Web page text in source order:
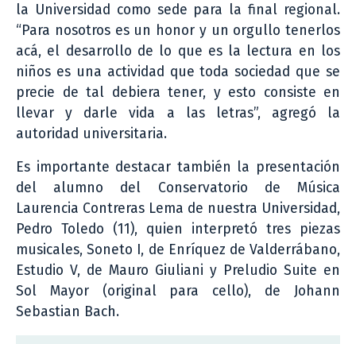
la Universidad como sede para la final regional.
“Para nosotros es un honor y un orgullo tenerlos
acá, el desarrollo de lo que es la lectura en los
niños es una actividad que toda sociedad que se
precie de tal debiera tener, y esto consiste en
llevar y darle vida a las letras”, agregó la
autoridad universitaria.
Es importante destacar también la presentación
del alumno del Conservatorio de Música
Laurencia Contreras Lema de nuestra Universidad,
Pedro Toledo (11), quien interpretó tres piezas
musicales, Soneto I, de Enríquez de Valderrábano,
Estudio V, de Mauro Giuliani y Preludio Suite en
Sol Mayor (original para cello), de Johann
Sebastian Bach.